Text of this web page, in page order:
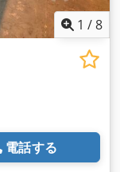
1 /8
電話する